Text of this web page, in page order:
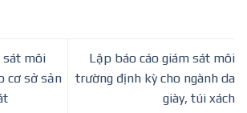
sát môi
cơ sở sản
Lập báo cáo giám sát môi
trường định kỳ cho ngành da
giày, túi xách